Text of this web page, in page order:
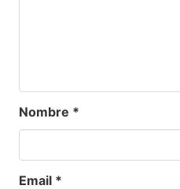
Nombre *
Email *